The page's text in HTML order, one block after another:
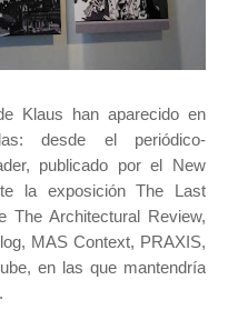
Klaus han aparecido en
desde el periódico-
publicado por el New
la exposición The Last
The Architectural Review,
MAS Context, PRAXIS,
en las que mantendría